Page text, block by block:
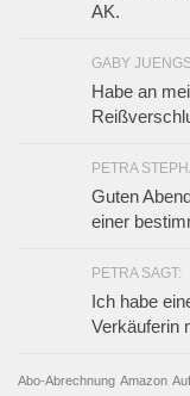
AK.
GABY
Habe an
PETRA
Guten
einer
PETRA SAGT:
Ich habe
Verkäuferin
Abo-Abrechnung Amazon